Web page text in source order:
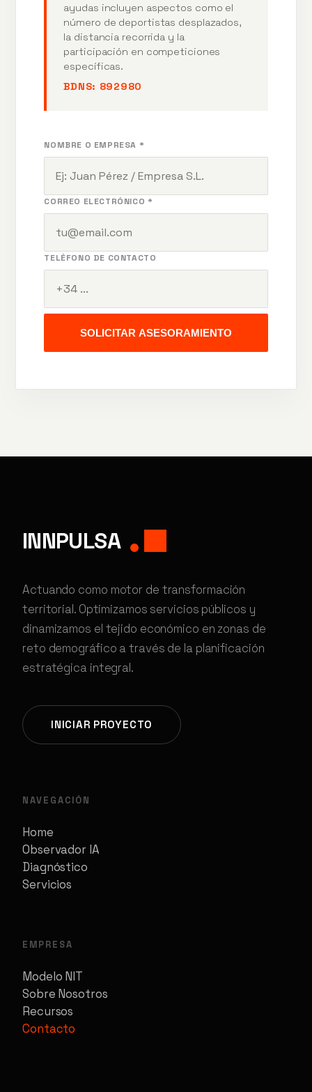
ayudas incluyen aspectos como el
número de deportistas desplazados,
la distancia recorrida y la
participación en competiciones
específicas.
BDNS: 892980
NOMBRE O EMPRESA *
CORREO ELECTRÓNICO *
TELÉFONO DE CONTACTO
SOLICITAR ASESORAMIENTO
INNPULSA
Actuando como motor de transformación
territorial. Optimizamos servicios públicos y
dinamizamos el tejido económico en zonas de
reto demográfico a través de la planificación
estratégica integral.
INICIAR PROYECTO
NAVEGACIÓN
Home
Observador IA
Diagnóstico
Servicios
EMPRESA
Modelo NIT
Sobre Nosotros
Recursos
Contacto